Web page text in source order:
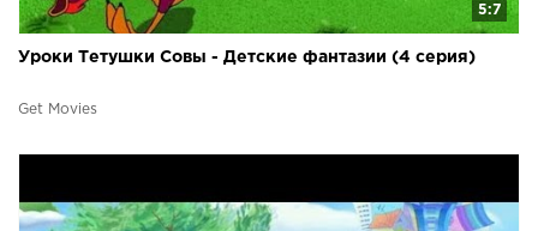
5:7
Уроки Тетушки Совы - Детские фантазии (4 серия)
Get Movies